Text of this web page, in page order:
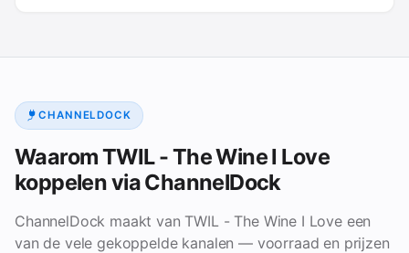
CHANNELDOCK
Waarom TWIL - The Wine I Love
koppelen via ChannelDock
ChannelDock maakt van TWIL - The Wine I Love een
van de vele gekoppelde kanalen — voorraad en prijzen